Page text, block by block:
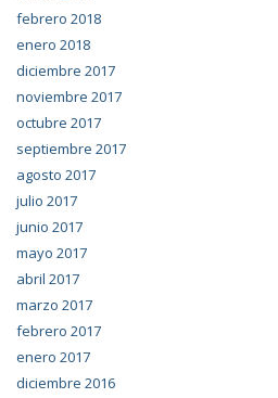
febrero 2018
enero 2018
diciembre 2017
noviembre 2017
octubre 2017
septiembre 2017
agosto 2017
julio 2017
junio 2017
mayo 2017
abril 2017
marzo 2017
febrero 2017
enero 2017
diciembre 2016